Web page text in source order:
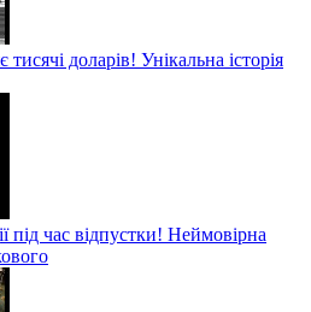
доларів! Унікальна історія
під час відпустки! Неймовірна